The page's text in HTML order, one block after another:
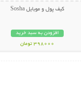
کیف پول و موبایل Sosha
افزودن به سبد خرید
398000 تومان